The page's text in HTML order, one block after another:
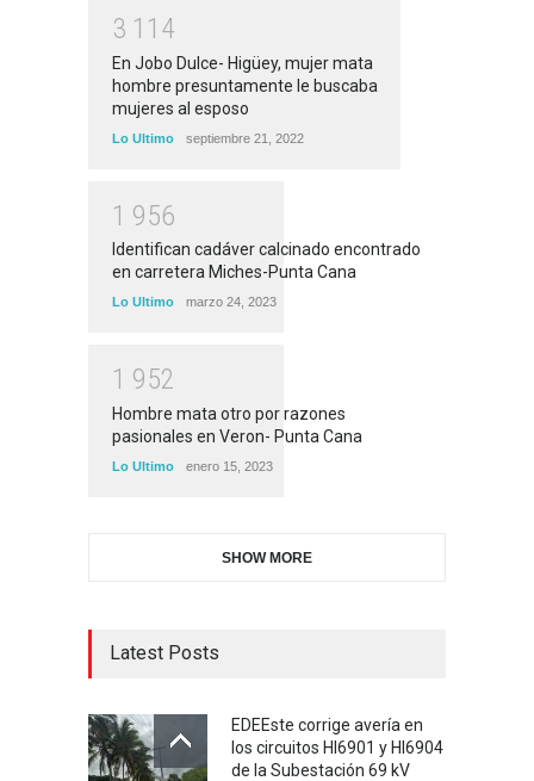
3 1 1 4
En Jobo Dulce- Higüey, mujer mata
hombre presuntamente le buscaba
mujeres al esposo
Lo Ultimo septiembre 21, 2022
1 956
Identifican cadáver calcinado encontrado
en carretera Miches-Punta Cana
Lo Ultimo marzo 24, 2023
1 952
Hombre mata otro por razones
pasionales en Veron- Punta Cana
Lo Ultimo enero 15, 2023
SHOW MORE
Latest Posts
EDEEste corrige avería en
los circuitos HI6901 y HI6904
de la Subestación 69 kV